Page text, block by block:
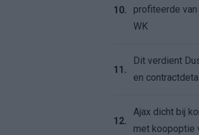
10.
profiteerde
WK
11.
Dit verdient
en
12.
Ajax dicht bij
met koopoptie